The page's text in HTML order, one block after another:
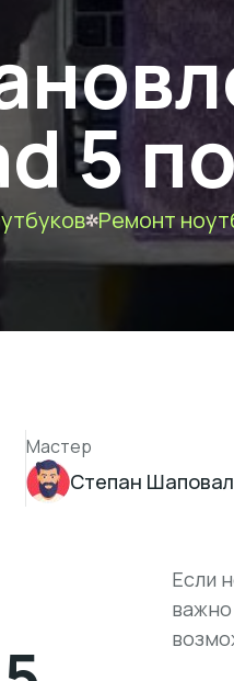
5
Ремонт
Мастер
Степан Шаповал
Если
важно